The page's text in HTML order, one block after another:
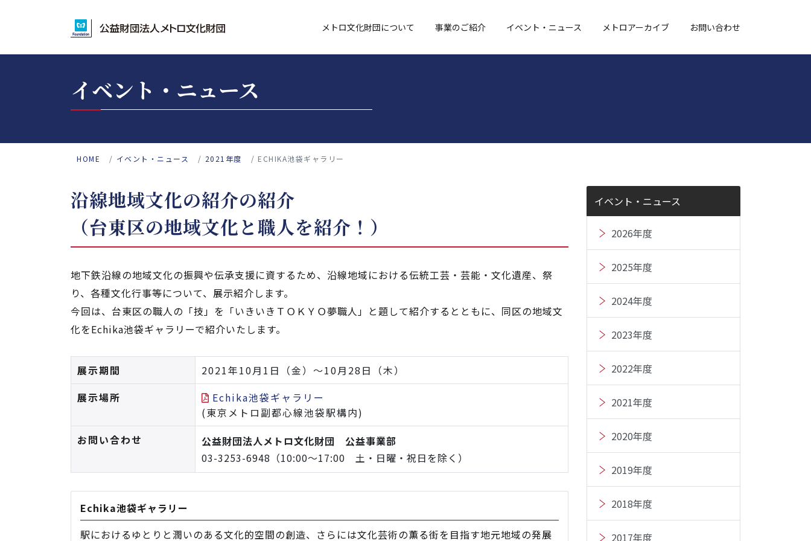
メトロ文化財団について 事業のご紹介 イベント・ニュース メトロアーカイブ お問い合わせ
イベント・ニュース
HOME イベント・ニュース 2021年度 ECHIKA池袋ギャラリー
沿線地域文化の紹介の紹介
（台東区の地域文化と職人を紹介！）
地下鉄沿線の地域文化の振興や伝承支援に資するため、沿線地域における伝統工芸・芸能・文化遺産、祭
り、各種文化行事等について、展示紹介します。
今回は、台東区の職人の「技」を「いきいきＴＯＫＹＯ夢職人」と題して紹介するとともに、同区の地域文
化をEchika池袋ギャラリーで紹介いたします。
展示期間
2021年10月1日（金）～10月28日（木）
展示場所
Echika池袋ギャラリー
(東京メトロ副都心線池袋駅構内)
お問い合わせ
公益財団法人メトロ文化財団 公益事業部
03-3253-6948（10:00～17:00 土・日曜・祝日を除く）
Echika池袋ギャラリー
駅におけるゆとりと潤いのある文化的空間の創造、さらには文化芸術の薫る街を目指す地元地域の発展
イベント・ニュース
2026年度
2025年度
2024年度
2023年度
2022年度
2021年度
2020年度
2019年度
2018年度
2017年度